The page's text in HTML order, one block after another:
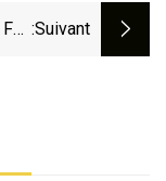
Une One
:suivant